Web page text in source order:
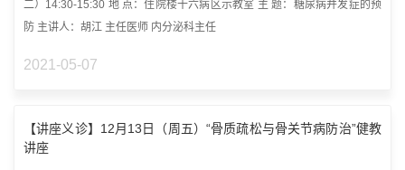
二）14:30-15:30 地 点：住院楼十六病区示教室 主 题：糖尿病并发症的预
防 主讲人：胡江 主任医师 内分泌科主任
2021-05-07
【讲座义诊】12月13日（周五）“骨质疏松与骨关节病防治”健教
讲座